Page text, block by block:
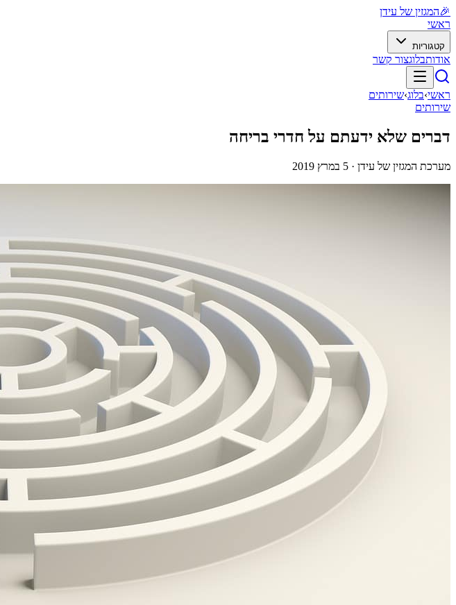
🎉המגזין של עידן
ראשי
קטגוריות
אודותבלוגצור קשר
ראשי›בלוג›שירותים
שירותים
דברים שלא ידעתם על חדרי בריחה
מערכת המגזין של עידן · 5 במרץ 2019